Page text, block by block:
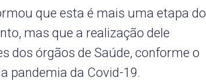
que esta é mais uma etapa do
mas que a realização dele
dos órgãos de Saúde, conforme o
pandemia da Covid-19.